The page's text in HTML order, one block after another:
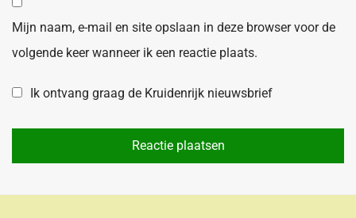
Mijn naam, e-mail en site opslaan in deze browser voor de
volgende keer wanneer ik een reactie plaats.
Ik ontvang graag de Kruidenrijk nieuwsbrief